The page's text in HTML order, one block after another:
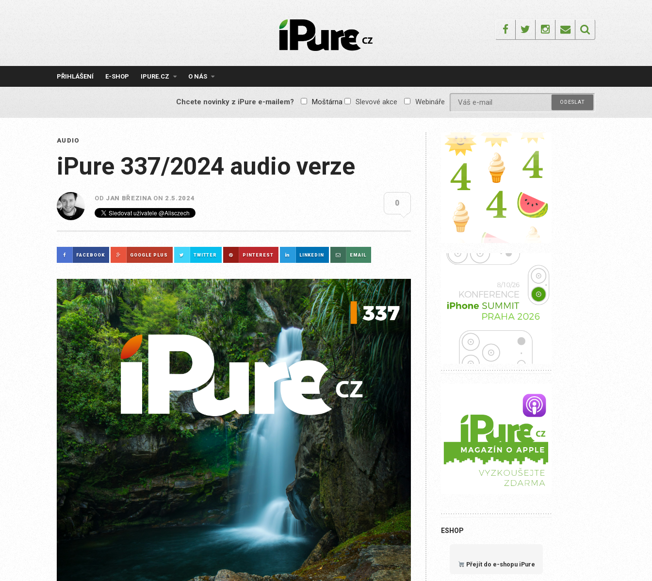
IPURE.CZ
Prémiový Apple e-
reklamy, žádné
obsah pro všechny
FacebookTwitterInstagram
Email
PŘIHLÁŠENÍ E-SHOP IPURE.CZ O NÁS
Chcete novinky z iPure e-mailem? Moštárna Slevové akce Webináře
AUDIO
iPure 337/2024 audio verze
OD JAN BŘEZINA ON 2.5.2024
0
FACEBOOK GOOGLE PLUS TWITTER PINTEREST LINKEDIN EMAIL
ESHOP
Přejít do e-shopu iPure